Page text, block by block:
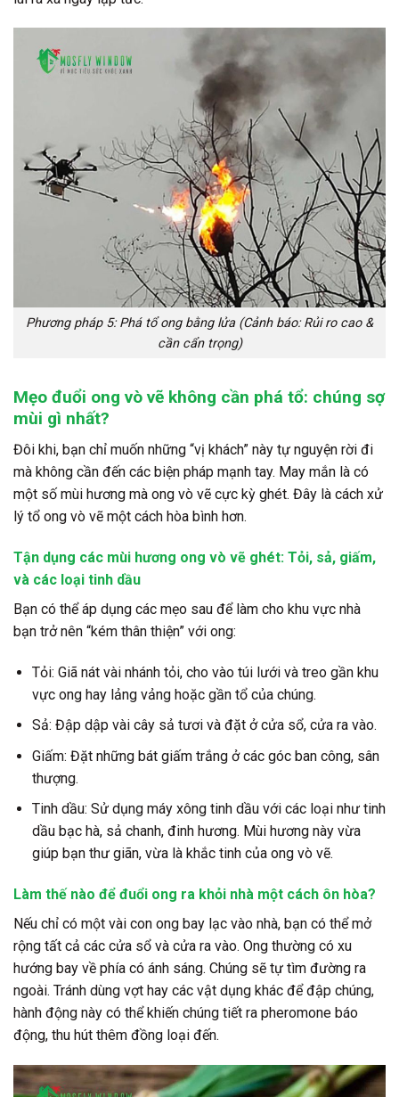
Phương pháp 5: Phá tổ ong bằng lửa (Cảnh báo: Rủi ro cao &
cần cẩn trọng)
Mẹo đuổi ong vò vẽ không cần phá tổ: chúng sợ
mùi gì nhất?
Đôi khi, bạn chỉ muốn những “vị khách” này tự nguyện rời đi
mà không cần đến các biện pháp mạnh tay. May mắn là có
một số mùi hương mà ong vò vẽ cực kỳ ghét. Đây là cách xử
lý tổ ong vò vẽ một cách hòa bình hơn.
Tận dụng các mùi hương ong vò vẽ ghét: Tỏi, sả, giấm,
và các loại tinh dầu
Bạn có thể áp dụng các mẹo sau để làm cho khu vực nhà
bạn trở nên “kém thân thiện” với ong:
Tỏi: Giã nát vài nhánh tỏi, cho vào túi lưới và treo gần khu
vực ong hay lảng vảng hoặc gần tổ của chúng.
Sả: Đập dập vài cây sả tươi và đặt ở cửa sổ, cửa ra vào.
Giấm: Đặt những bát giấm trắng ở các góc ban công, sân
thượng.
Tinh dầu: Sử dụng máy xông tinh dầu với các loại như tinh
dầu bạc hà, sả chanh, đinh hương. Mùi hương này vừa
giúp bạn thư giãn, vừa là khắc tinh của ong vò vẽ.
Làm thế nào để đuổi ong ra khỏi nhà một cách ôn hòa?
Nếu chỉ có một vài con ong bay lạc vào nhà, bạn có thể mở
rộng tất cả các cửa sổ và cửa ra vào. Ong thường có xu
hướng bay về phía có ánh sáng. Chúng sẽ tự tìm đường ra
ngoài. Tránh dùng vợt hay các vật dụng khác để đập chúng,
hành động này có thể khiến chúng tiết ra pheromone báo
động, thu hút thêm đồng loại đến.